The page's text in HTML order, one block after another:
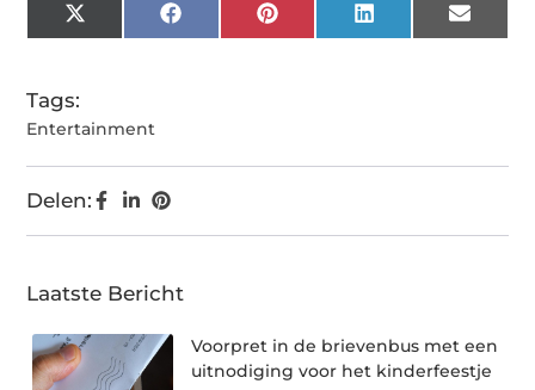
X
(Twitter)
FacebookPinterest LinkedIn Email
Tags:
Entertainment
Delen:
Laatste Bericht
Voorpret in de brievenbus met een
uitnodiging voor het kinderfeestje